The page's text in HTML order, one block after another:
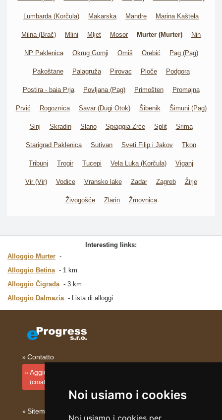
Noi usiamo i cookies
Noi usiamo i cookies per
Lumbarda (Korčula) Makarska Mandre Marina Kaštela
Milna (Brač) Mlini Mljet Mosor Murter (Murter) Nin
NP Paklenica Okrug Gornji Omiš Orebić Pag (Pag)
Pakoštane Palagruža Pirovac Ploče Podgora
Postira - baia Prja Povljana (Pag) Primošten Promajna
Prvić Rogoznica Savar (Dugi Otok) Šibenik Šimuni (Pag)
Sinj Skradin Slano Spiaggia Zrće Split Srima
Starigrad Paklenica Sutivan Sveti Filip i Jakov Tkon
Tribunj Trogir Tucepi Vela Luka (Korčula) Viganj
Vir (Vir) Vodice Vransko lake Zadar Zagreb Žirje
Živogošće Zlarin Žrnovnica
Interesting links:
Alloggio Murter
Alloggio Betina
1 km
Alloggio Čigrađa
3 km
Alloggio Dalmazia
Lista di alloggi
Contatto
Aggiungi la tua sistemazione
(croato)
Sitemap